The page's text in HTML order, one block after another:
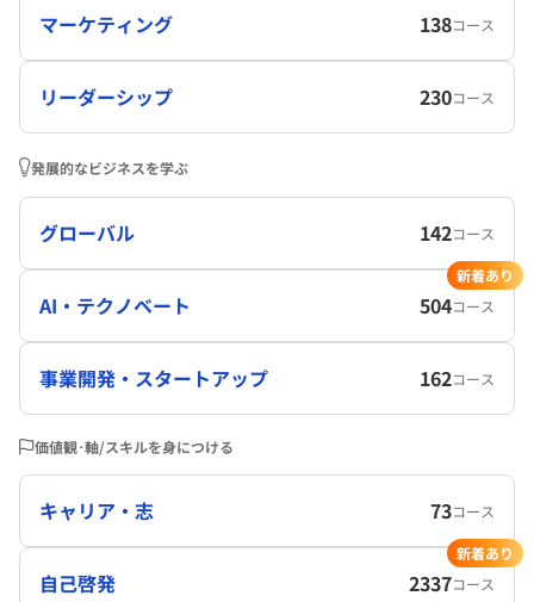
マーケティング 138コース
リーダーシップ 230コース
発展的なビジネスを学ぶ
グローバル 142コース
AI・テクノベート 504コース
新着あり
事業開発・スタートアップ 162コース
価値観･軸/スキルを身につける
キャリア・志 73コース
自己啓発 2337コース
新着あり